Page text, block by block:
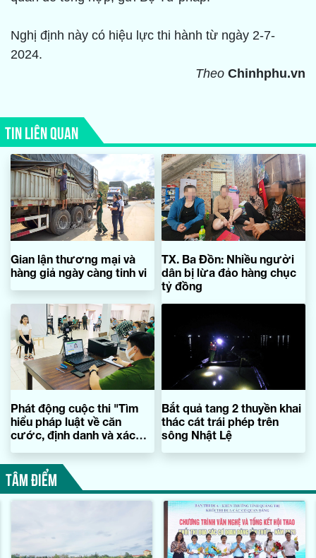
Nghị định này có hiệu lực thi hành từ ngày 2-7-
2024.
Theo Chinhphu.vn
TIN LIÊN QUAN
Gian lận thương mại và
hàng giả ngày càng tinh vi
TX. Ba Đồn: Nhiều người
dân bị lừa đảo hàng chục
tỷ đồng
Phát động cuộc thi "Tìm
hiểu pháp luật về căn
cước, định danh và xác
Nam"
Bắt quả tang 2 thuyền khai
thác cát trái phép trên
sông Nhật Lệ
TÂM ĐIỂM